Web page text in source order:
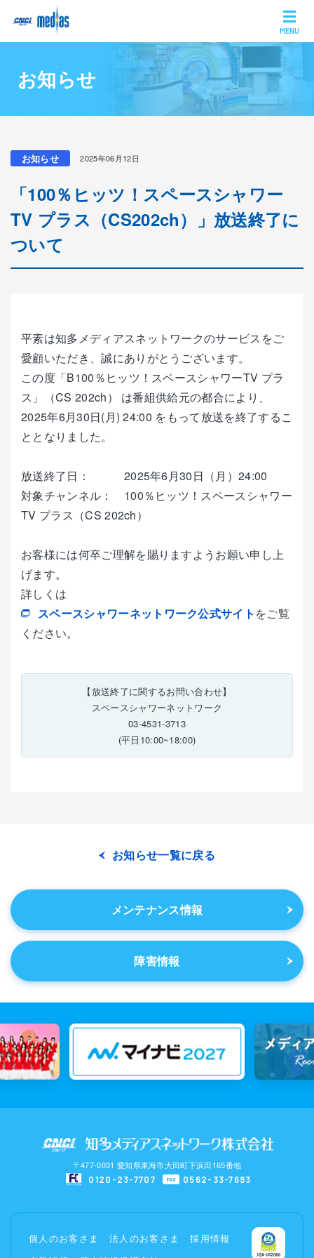
MENU
お知らせ
お知らせ 2025年06月12日
「100％ヒッツ！スペースシャワー
TV プラス（CS202ch）」放送終了に
ついて
平素は知多メディアスネットワークのサービスをご
愛顧いただき、誠にありがとうございます。
この度「B100％ヒッツ！スペースシャワーTV プラ
ス」（CS 202ch） は番組供給元の都合により、
2025年6月30日(月) 24:00 をもって放送を終了するこ
ととなりました。
放送終了日： 2025年6月30日（月）24:00
対象チャンネル： 100％ヒッツ！スペースシャワー
TV プラス（CS 202ch）
お客様には何卒ご理解を賜りますようお願い申し上
げます。
詳しくは
スペースシャワーネットワーク公式サイト をご覧
ください。
【放送終了に関するお問い合わせ】
スペースシャワーネットワーク
03-4531-3713
(平日10:00~18:00)
お知らせ一覧に戻る
メンテナンス情報
障害情報
〒477-0031 愛知県東海市大田町下浜田165番地
0120-23-7707
FAX 0562-33-7693
個人のお客さま 法人のお客さま
採用情報